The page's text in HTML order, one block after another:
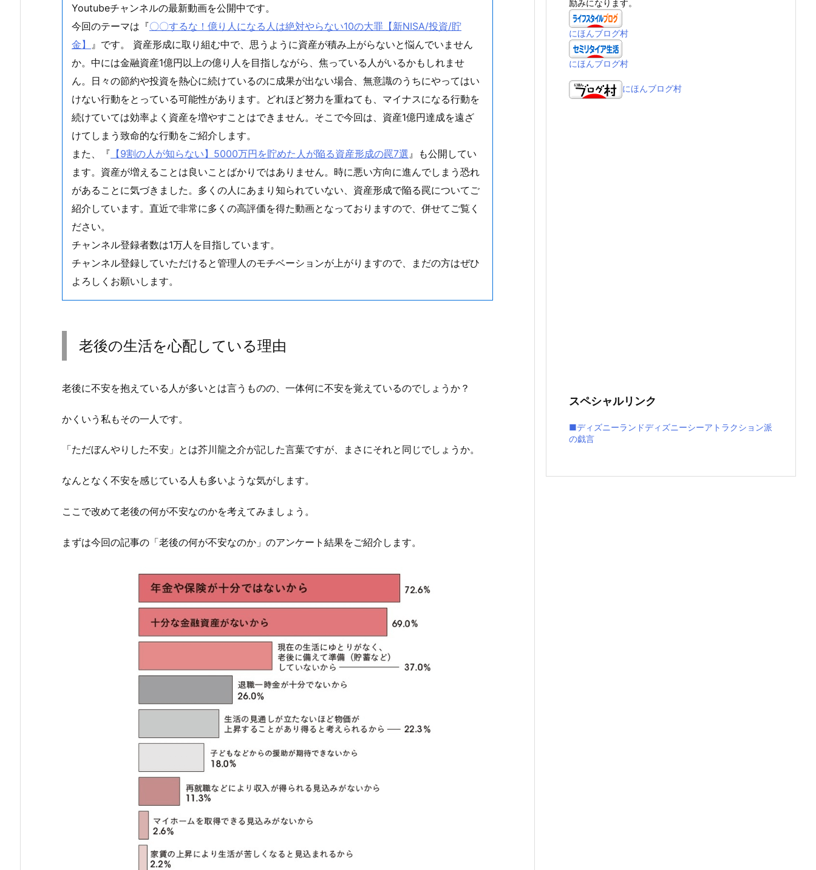
Youtubeチャンネルの最新動画を公開中です。
今回のテーマは『〇〇するな！億り人になる人は絶対やらない10の大罪【新NISA/投資/貯
金】
』です。 資産形成に取り組む中で、思うように資産が積み上がらないと悩んでいません
か。中には金融資産1億円以上の億り人を目指しながら、焦っている人がいるかもしれませ
ん。日々の節約や投資を熱心に続けているのに成果が出ない場合、無意識のうちにやってはい
けない行動をとっている可能性があります。どれほど努力を重ねても、マイナスになる行動を
続けていては効率よく資産を増やすことはできません。そこで今回は、資産1億円達成を遠ざ
けてしまう致命的な行動をご紹介します。
また、『 【9割の人が知らない】5000万円を貯めた人が陥る資産形成の罠7選 』も公開してい
ます。資産が増えることは良いことばかりではありません。時に悪い方向に進んでしまう恐れ
があることに気づきました。多くの人にあまり知られていない、資産形成で陥る罠についてご
紹介しています。直近で非常に多くの高評価を得た動画となっておりますので、併せてご覧く
ださい。
チャンネル登録者数は1万人を目指しています。
チャンネル登録していただけると管理人のモチベーションが上がりますので、まだの方はぜひ
よろしくお願いします。
老後の生活を心配している理由
老後に不安を抱えている人が多いとは言うものの、一体何に不安を覚えているのでしょうか？
かくいう私もその一人です。
「ただぼんやりした不安」とは芥川龍之介が記した言葉ですが、まさにそれと同じでしょうか。
なんとなく不安を感じている人も多いような気がします。
ここで改めて老後の何が不安なのかを考えてみましょう。
まずは今回の記事の「老後の何が不安なのか」のアンケート結果をご紹介します。
励みになります。
にほんブログ村
にほんブログ村
にほんブログ村
スペシャルリンク
■ディズニーランドディズニーシーアトラクション派
の戯言